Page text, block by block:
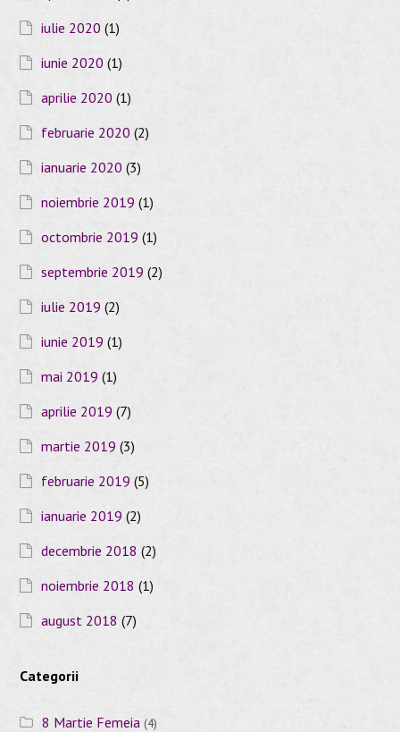
iulie 2020 (1)
iunie 2020 (1)
aprilie 2020 (1)
februarie 2020 (2)
ianuarie 2020 (3)
noiembrie 2019 (1)
octombrie 2019 (1)
septembrie 2019 (2)
iulie 2019 (2)
iunie 2019 (1)
mai 2019 (1)
aprilie 2019 (7)
martie 2019 (3)
februarie 2019 (5)
ianuarie 2019 (2)
decembrie 2018 (2)
noiembrie 2018 (1)
august 2018 (7)
Categorii
8 Martie Femeia (4)